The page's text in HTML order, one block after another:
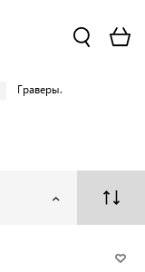
Граверы.